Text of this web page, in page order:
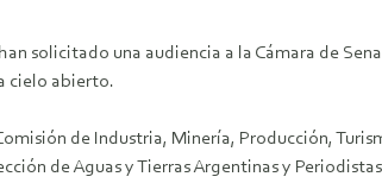
solicitado una audiencia a la Cámara de
cielo abierto.
de Industria, Minería, Producción,
de Aguas y Tierras Argentinas y